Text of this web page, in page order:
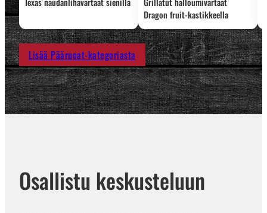
Dragon fruit-kastikkeella
Lisää Pääruoat-kategoriasta
Osallistu keskusteluun